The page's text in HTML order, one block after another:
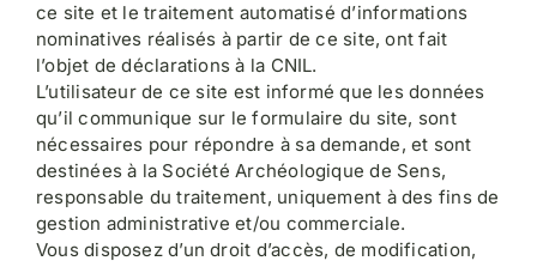
ce site et le traitement automatisé d’informations
nominatives réalisés à partir de ce site, ont fait
l’objet de déclarations à la CNIL.
L’utilisateur de ce site est informé que les données
qu’il communique sur le formulaire du site, sont
nécessaires pour répondre à sa demande, et sont
destinées à la Société Archéologique de Sens,
responsable du traitement, uniquement à des fins de
gestion administrative et/ou commerciale.
Vous disposez d’un droit d’accès, de modification,